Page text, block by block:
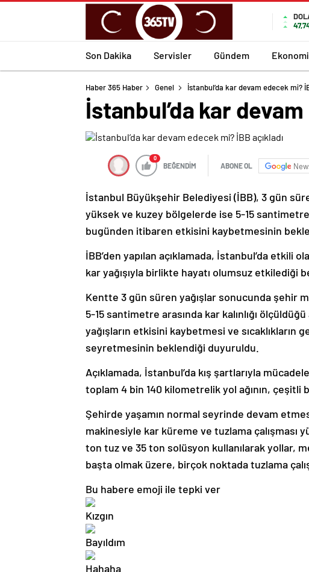
Son Dakika Servisler Gündem Ekonomi
Haber 365 Haber Genel İstanbul’da kar devam edecek mi?
İstanbul’da kar
0
BEĞENDİM ABONE OL
İstanbul Büyükşehir Belediyesi (İBB), 3 gün
yüksek ve kuzey bölgelerde ise 5-15 santimetre
bugünden itibaren etkisini kaybetmesinin
İBB’den yapılan açıklamada, İstanbul’da etkili
kar yağışıyla birlikte hayatı olumsuz etkilediği
Kentte 3 gün süren yağışlar sonucunda şehir
5-15 santimetre arasında kar kalınlığı
yağışların etkisini kaybetmesi ve sıcaklıkların
seyretmesinin beklendiği duyuruldu.
Açıklamada, İstanbul’da kış şartlarıyla
toplam 4 bin 140 kilometrelik yol ağının,
Şehirde yaşamın normal seyrinde devam
makinesiyle kar küreme ve tuzlama çalışması
ton tuz ve 35 ton solüsyon kullanılarak yollar,
başta olmak üzere, birçok noktada tuzlama
Bu habere emoji ile tepki ver